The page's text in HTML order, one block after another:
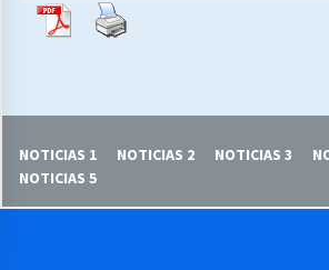
16/06/2026
NOTICIAS 1 NOTICIAS 2 NOTICIAS 3
NOTICIAS 5